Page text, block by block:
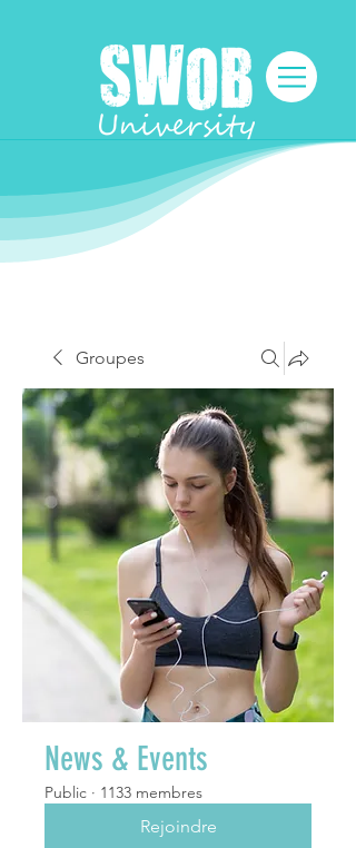
Groupes
News & Events
Public · 1133 membres
Rejoindre